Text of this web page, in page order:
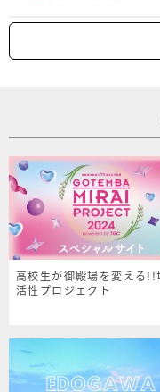
高校生が御殿場を変える!!
活性プロジェクト